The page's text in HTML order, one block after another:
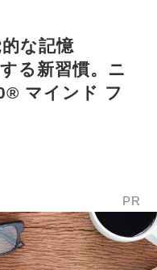
な記憶
る新習慣。ニ
マインド フ
PR